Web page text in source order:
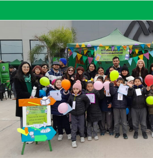
MINISTERIO DE
DE CORRIENTES